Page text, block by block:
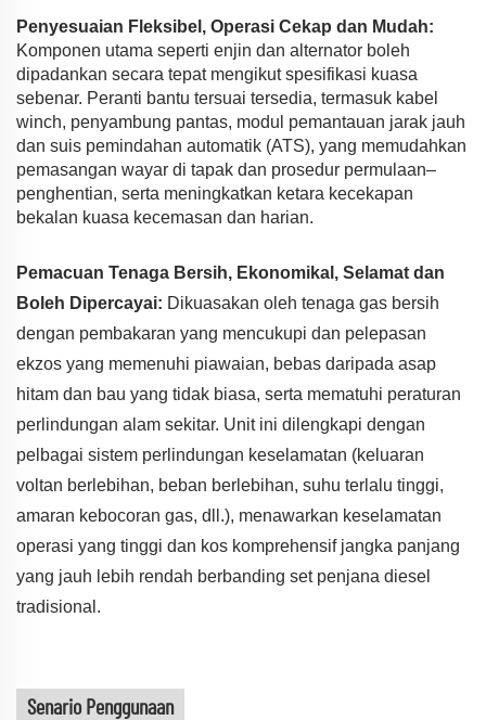
Penyesuaian Fleksibel, Operasi Cekap dan Mudah:
Komponen utama seperti enjin dan alternator boleh
dipadankan secara tepat mengikut spesifikasi kuasa
sebenar. Peranti bantu tersuai tersedia, termasuk kabel
winch, penyambung pantas, modul pemantauan jarak jauh
dan suis pemindahan automatik (ATS), yang memudahkan
pemasangan wayar di tapak dan prosedur permulaan–
penghentian, serta meningkatkan ketara kecekapan
bekalan kuasa kecemasan dan harian.
Pemacuan Tenaga Bersih, Ekonomikal, Selamat dan
Boleh Dipercayai: Dikuasakan oleh tenaga gas bersih
dengan pembakaran yang mencukupi dan pelepasan
ekzos yang memenuhi piawaian, bebas daripada asap
hitam dan bau yang tidak biasa, serta mematuhi peraturan
perlindungan alam sekitar. Unit ini dilengkapi dengan
pelbagai sistem perlindungan keselamatan (keluaran
voltan berlebihan, beban berlebihan, suhu terlalu tinggi,
amaran kebocoran gas, dll.), menawarkan keselamatan
operasi yang tinggi dan kos komprehensif jangka panjang
yang jauh lebih rendah berbanding set penjana diesel
tradisional.
Senario Penggunaan